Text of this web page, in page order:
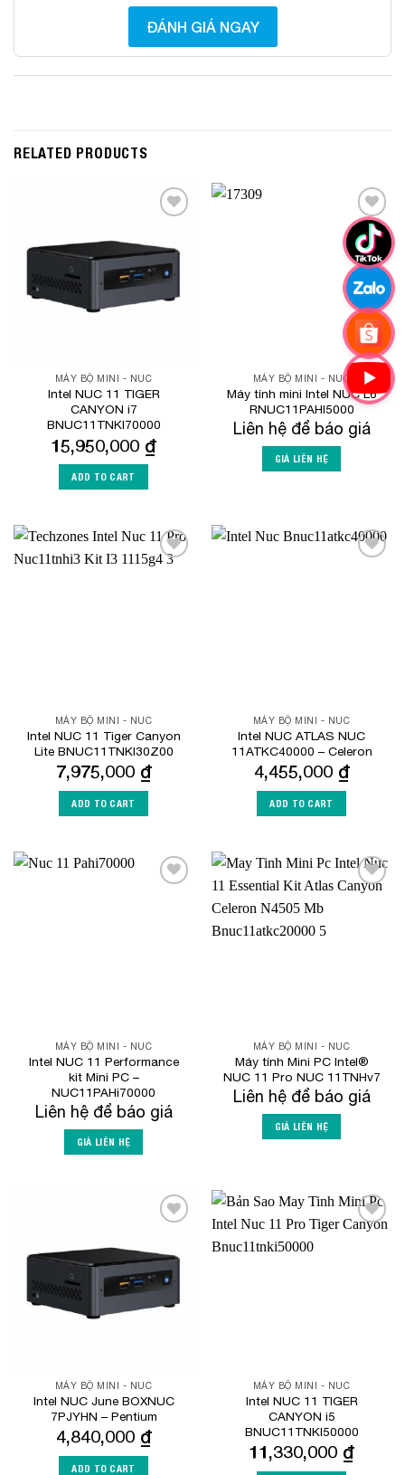
ĐÁNH GIÁ NGAY
RELATED PRODUCTS
MÁY BỘ MINI - NUC
Intel NUC 11 TIGER
CANYON i7
BNUC11TNKI70000
15,950,000 ₫
ADD TO CART
Add to
Wishlist
MÁY BỘ MINI - NUC
Máy tính mini Intel NUC L6
RNUC11PAHI5000
Liên hệ để báo giá
GIÁ LIÊN HỆ
Add to
MÁY BỘ MINI - NUC
Intel NUC 11 Tiger Canyon
Lite BNUC11TNKI30Z00
7,975,000 ₫
ADD TO CART
MÁY BỘ MINI - NUC
Intel NUC ATLAS NUC
11ATKC40000 – Celeron
4,455,000 ₫
ADD TO CART
MÁY BỘ MINI - NUC
Intel NUC 11 Performance
kit Mini PC –
NUC11PAHi70000
Liên hệ để báo giá
GIÁ LIÊN HỆ
Add to
MÁY BỘ MINI - NUC
Máy tính Mini PC Intel®
NUC 11 Pro NUC 11TNHv7
Liên hệ để báo giá
GIÁ LIÊN HỆ
MÁY BỘ MINI - NUC
Intel NUC June BOXNUC
7PJYHN – Pentium
4,840,000 ₫
ADD TO CART
Add to
MÁY BỘ MINI - NUC
Intel NUC 11 TIGER
CANYON i5
BNUC11TNKI50000
11,330,000 ₫